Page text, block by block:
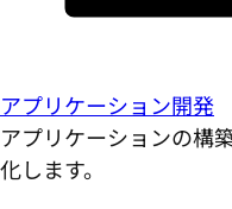
アプリケーション開発
アプリケーションの構
化します。